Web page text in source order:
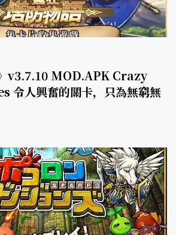
》v3.7.10 MOD.APK Crazy
令人興奮的關卡，只為無窮無